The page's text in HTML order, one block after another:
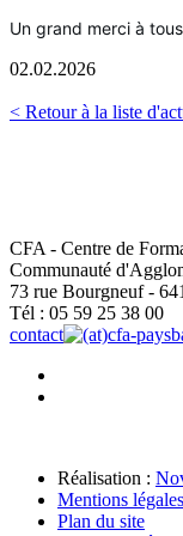
Un grand merci à
02.02.2026
< Retour à la liste
CFA - Centre de
Communauté
73 rue Bourgneuf -
Tél : 05 59 25 38 00
contact
cfa-
Réalisation :
Mentions légales
Plan du site